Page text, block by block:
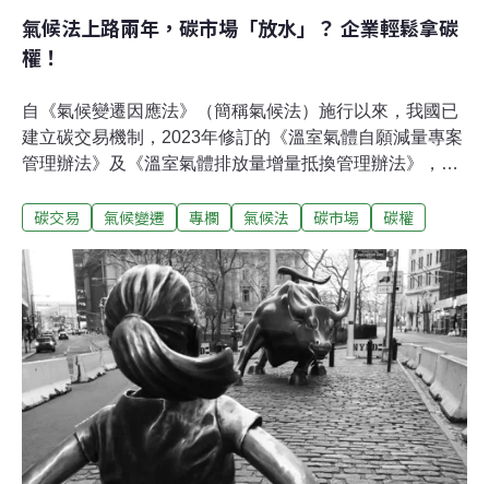
氣候法上路兩年，碳市場「放水」？ 企業輕鬆拿碳
權！
自《氣候變遷因應法》（簡稱氣候法）施行以來，我國已
建立碳交易機制，2023年修訂的《溫室氣體自願減量專案
管理辦法》及《溫室氣體排放量增量抵換管理辦法》，標
年，部分制度設計仍存在漏洞，影響碳市場的公信力與減
準與市場透明度，並提出具體的修法建議，以確保我國碳
市場能有效助力減碳目標。外加性的定義與重要性外加性
（Carbon Credit Additionality）是衡量碳權計畫是否有效
的重要概念，指的是某項減碳行動是否帶來了「額外的」
減碳效益，也就是說，該行動若沒有碳權機制的支持，是
否仍然會發生。如果一個減碳專案能證明其減碳成果是由
於碳權計畫的激勵而產生，而非本來就會發生的行動，那
麼該專案就具備「外加性」。外加性分為以下幾種類型：
外加性在碳市場的主要功能為，確保所購買的碳權代表真
碳交易 氣候變遷 專欄 氣候法 碳市場 碳權